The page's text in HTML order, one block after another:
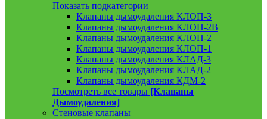
Показать подкатегории
Клапаны дымоудаления КЛОП-3
Клапаны дымоудаления КЛОП-2В
Клапаны дымоудаления КЛОП-2
Клапаны дымоудаления КЛОП-1
Клапаны дымоудаления КЛАД-3
Клапаны дымоудаления КЛАД-2
Клапаны дымоудаления КДМ-2
Посмотреть все товары [Клапаны
Дымоудаления]
Стеновые клапаны